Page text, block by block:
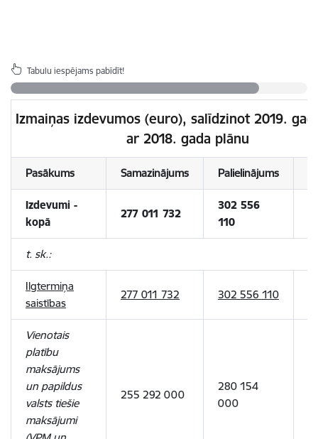
Tabulu iespējams pabīdīt!
Izmaiņas izdevumos (euro), salīdzinot 2019.
ar 2018. gada plānu
Pasākums Samazinājums Palielinājums
Izdevumi -
kopā
277 011 732
302 556
110
t. sk.:
Ilgtermiņa
saistības
277 011 732 302 556 110
Vienotais
platību
maksājums
un papildus
valsts tiešie
maksājumi
255 292 000
280 154
000